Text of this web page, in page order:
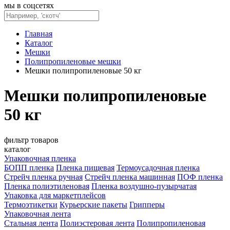
мы в соцсетях
Главная
Каталог
Мешки
Полипропиленовые мешки
Мешки полипропиленовые 50 кг
Мешки полипропиленовые
50 кг
фильтр товаров
каталог
Упаковочная пленка
БОПП пленка Пленка пищевая Термоусадочная пленка
Стрейч пленка ручная Стрейч пленка машинная ПОФ пленка
Пленка полиэтиленовая Пленка воздушно-пузырчатая
Упаковка для маркетплейсов
Термоэтикетки Курьерские пакеты Грипперы
Упаковочная лента
Стальная лента Полиэстеровая лента Полипропиленовая